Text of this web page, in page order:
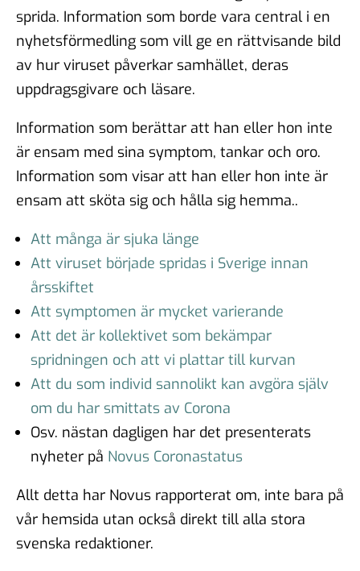
sprida. Information som borde vara central i en
nyhetsförmedling som vill ge en rättvisande bild
av hur viruset påverkar samhället, deras
uppdragsgivare och läsare.
Information som berättar att han eller hon inte
är ensam med sina symptom, tankar och oro.
Information som visar att han eller hon inte är
ensam att sköta sig och hålla sig hemma..
Att många är sjuka länge
Att viruset började spridas i Sverige innan
årsskiftet
Att symptomen är mycket varierande
Att det är kollektivet som bekämpar
spridningen och att vi plattar till kurvan
Att du som individ sannolikt kan avgöra själv
om du har smittats av Corona
Osv. nästan dagligen har det presenterats
nyheter på Novus Coronastatus
Allt detta har Novus rapporterat om, inte bara på
vår hemsida utan också direkt till alla stora
svenska redaktioner.